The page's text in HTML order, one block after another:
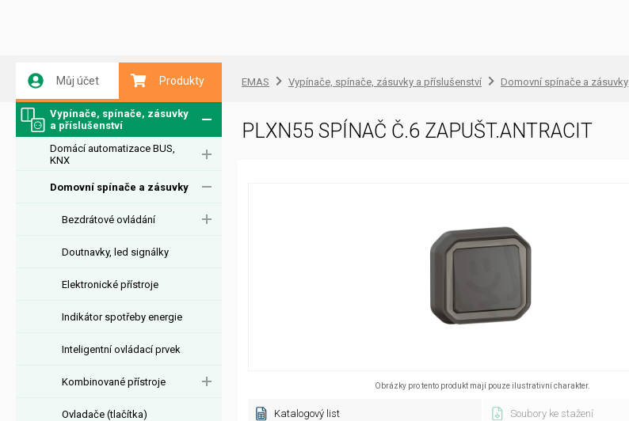
Můj účet Produkty
Vypínače, spínače, zásuvky
a příslušenství
Domácí automatizace BUS,
KNX
Domovní spínače a zásuvky
Bezdrátové ovládání
Doutnavky, led signálky
Elektronické přístroje
Indikátor spotřeby energie
Inteligentní ovládací prvek
Kombinované přístroje
Ovladače (tlačítka)
EMAS Vypínače, spínače, zásuvky a příslušenství Domovní spínače a zásuvky
PLXN55 SPÍNAČ Č.6 ZAPUŠT.ANTRACIT
Obrázky pro tento produkt mají pouze ilustrativní charakter.
Katalogový list Soubory ke stažení